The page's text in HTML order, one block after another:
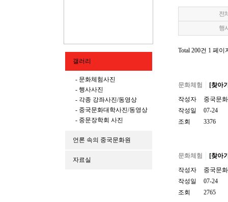
갤러리
- 문화체험사진
- 행사사진
- 각종 강좌사진/동영상
- 중국문화대학사진/동영상
- 중문장학회 사진
언론 속의 중국문화원
자료실
전
행
Total 200건 1 페이
문화체험
[찾아
작성자
중국문
작성일
07-24
조회
3376
문화체험
[찾아
작성자
중국문
작성일
07-24
조회
2765